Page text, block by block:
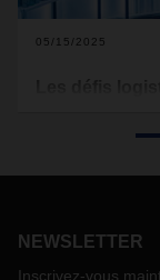
05/15/2025
cosmétiques de
fournisseur,
NEWSLETTER
Inscrivez-vous